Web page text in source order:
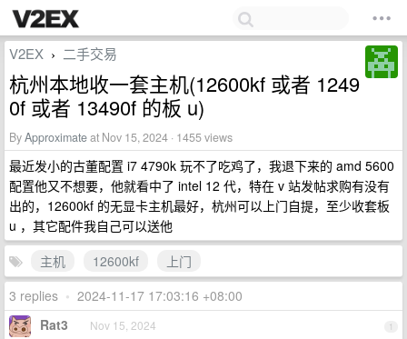
V2EX › 二手交易
杭州本地收一套主机(12600kf 或者 1249
0f 或者 13490f 的板 u)
ByApproximateat Nov 15, 2024 · 1455 views
最近发小的古董配置 i7 4790k 玩不了吃鸡了，我退下来的 amd 5600
配置他又不想要，他就看中了 intel 12 代，特在 v 站发帖求购有没有
出的，12600kf 的无显卡主机最好，杭州可以上门自提，至少收套板
u ，其它配件我自己可以送他
主机
12600kf
上门
3 replies • 2024-11-17 17:03:16 +08:00
1
Rat3 Nov 15, 2024